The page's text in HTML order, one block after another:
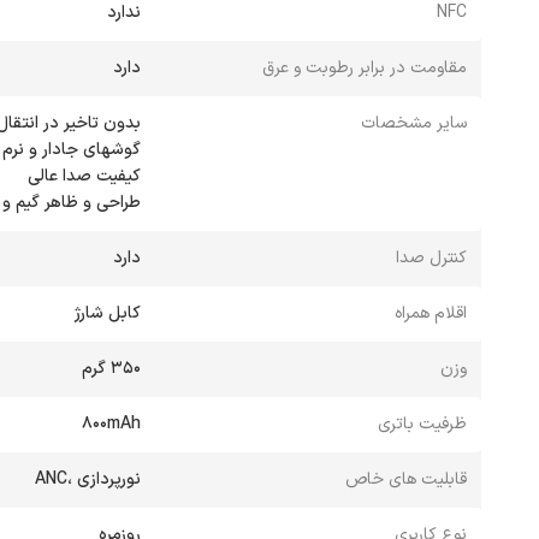
NFC ندارد
مقاومت در برابر رطوبت و عرق دارد
سایر مشخصات
طراحی و ظاهر گیم و
کنترل صدا دارد
اقلام همراه کابل شارژ
وزن 350 گرم
ظرفیت باتری 800mAh
قابلیت های خاص نورپردازی ،ANC